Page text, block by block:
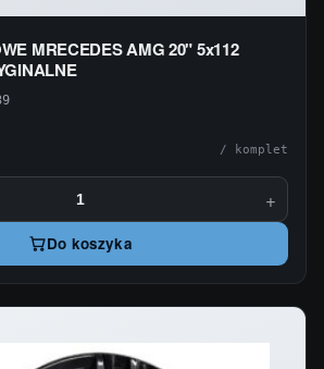
MRECEDES AMG 20" 5x112
/ komplet
+
Do koszyka